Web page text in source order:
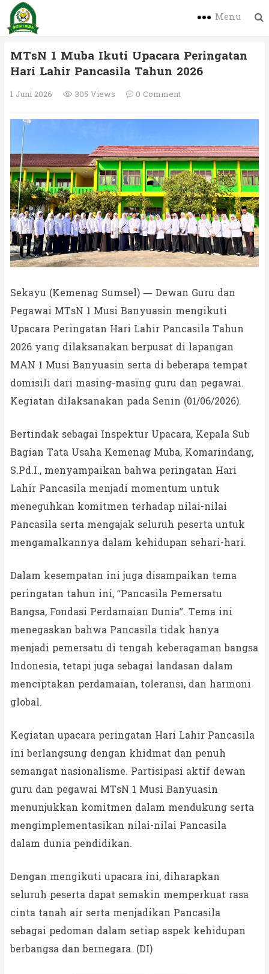
Menu
MTsN 1 Muba Ikuti Upacara Peringatan
Hari Lahir Pancasila Tahun 2026
1 Juni 2026 305 Views 0 Comment
Sekayu (Kemenag Sumsel) — Dewan Guru dan
Pegawai MTsN 1 Musi Banyuasin mengikuti
Upacara Peringatan Hari Lahir Pancasila Tahun
2026 yang dilaksanakan berpusat di lapangan
MAN 1 Musi Banyuasin serta di beberapa tempat
domisili dari masing-masing guru dan pegawai.
Kegiatan dilaksanakan pada Senin (01/06/2026).
Bertindak sebagai Inspektur Upacara, Kepala Sub
Bagian Tata Usaha Kemenag Muba, Komarindang,
S.Pd.I., menyampaikan bahwa peringatan Hari
Lahir Pancasila menjadi momentum untuk
meneguhkan komitmen terhadap nilai-nilai
Pancasila serta mengajak seluruh peserta untuk
mengamalkannya dalam kehidupan sehari-hari.
Dalam kesempatan ini juga disampaikan tema
peringatan tahun ini, “Pancasila Pemersatu
Bangsa, Fondasi Perdamaian Dunia”. Tema ini
menegaskan bahwa Pancasila tidak hanya
menjadi pemersatu di tengah keberagaman bangsa
Indonesia, tetapi juga sebagai landasan dalam
menciptakan perdamaian, toleransi, dan harmoni
global.
Kegiatan upacara peringatan Hari Lahir Pancasila
ini berlangsung dengan khidmat dan penuh
semangat nasionalisme. Partisipasi aktif dewan
guru dan pegawai MTsN 1 Musi Banyuasin
menunjukkan komitmen dalam mendukung serta
mengimplementasikan nilai-nilai Pancasila
dalam dunia pendidikan.
Dengan mengikuti upacara ini, diharapkan
seluruh peserta dapat semakin memperkuat rasa
cinta tanah air serta menjadikan Pancasila
sebagai pedoman dalam setiap aspek kehidupan
berbangsa dan bernegara. (DI)